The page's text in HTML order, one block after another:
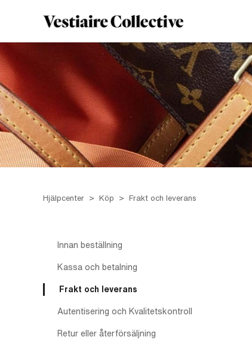
Hjälpcenter Köp Frakt och leverans
Innan beställning
Kassa och betalning
Frakt och leverans
Autentisering och Kvalitetskontroll
Retur eller återförsäljning